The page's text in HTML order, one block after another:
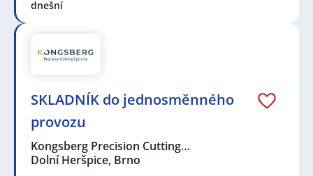
dnešní
SKLADNÍK do jednosměnného
provozu
Kongsberg Precision Cutting…
Dolní Heršpice, Brno